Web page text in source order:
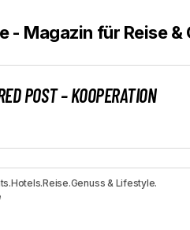
POST – KOOPERATION
Hotels.Reise.Genuss & Lifestyle.